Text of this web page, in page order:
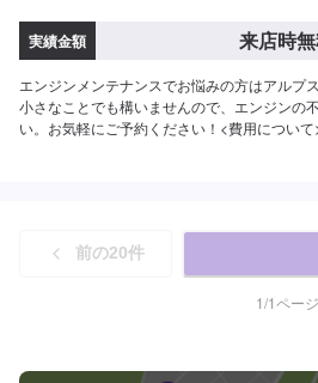
実績金額 来店時
エンジンメンテナンスでお悩みの方はアルプ
小さなことでも構いませんので、エンジンの
い。お気軽にご予約ください！<費用につい
前の20件
1/1ページ